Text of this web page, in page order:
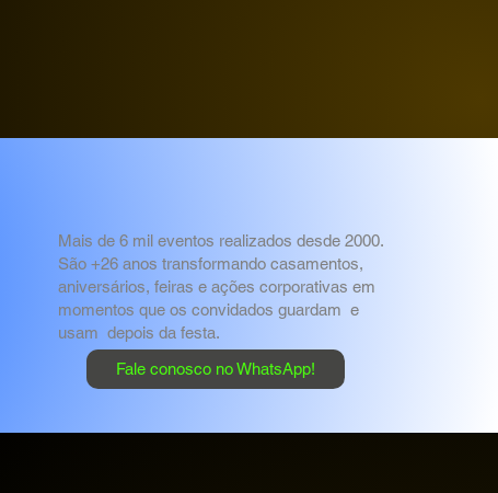
Mais de 6 mil eventos realizados desde 2000.
São +26 anos transformando casamentos,
aniversários, feiras e ações corporativas em
momentos que os convidados guardam e
usam depois da festa.
Fale conosco no WhatsApp!